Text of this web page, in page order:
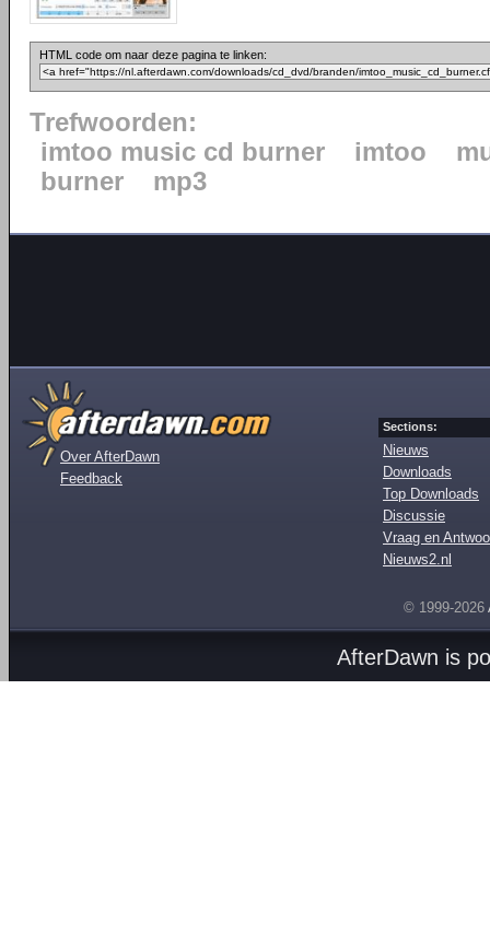
HTML code om naar deze pagina te linken:
Trefwoorden:
imtoo music cd burner
imtoo
burner
mp3
Over AfterDawn
Feedback
Sections:
Nieuws
Downloads
Top Downloads
Discussie
Vraag en
Nieuws2.nl
© 1999-2026
AfterDawn is